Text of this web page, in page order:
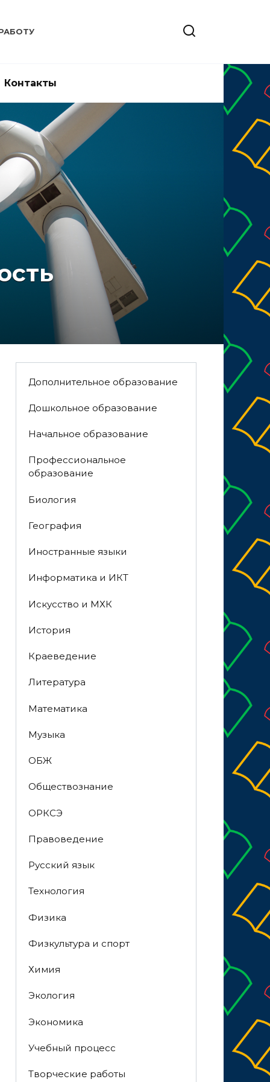
Контакты
Дополнительное образование
Дошкольное образование
Начальное образование
Профессиональное
образование
Биология
География
Иностранные языки
Информатика и ИКТ
Искусство и МХК
История
Краеведение
Литература
Математика
Музыка
ОБЖ
Обществознание
ОРКСЭ
Правоведение
Русский язык
Технология
Физика
Физкультура и спорт
Химия
Экология
Экономика
Учебный процесс
Творческие работы